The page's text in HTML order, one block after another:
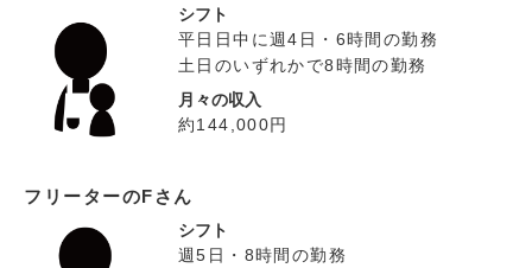
シフト
平日日中に週4日・6時間の勤務
土日のいずれかで8時間の勤務
月々の収入
約144,000円
フリーターのFさん
シフト
週5日・8時間の勤務